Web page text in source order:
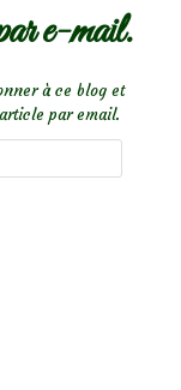
e-mail.
à ce blog et
par email.